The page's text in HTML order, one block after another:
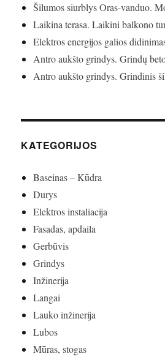
Šilumos siurblys Oras-vanduo.
Laikina terasa. Laikini balkono
Elektros energijos galios
Antro aukšto grindys. Grindų
Antro aukšto grindys. Grindinis
KATEGORIJOS
Baseinas – Kūdra
Durys
Elektros instaliacija
Fasadas, apdaila
Gerbūvis
Grindys
Inžinerija
Langai
Lauko inžinerija
Lubos
Mūras, stogas